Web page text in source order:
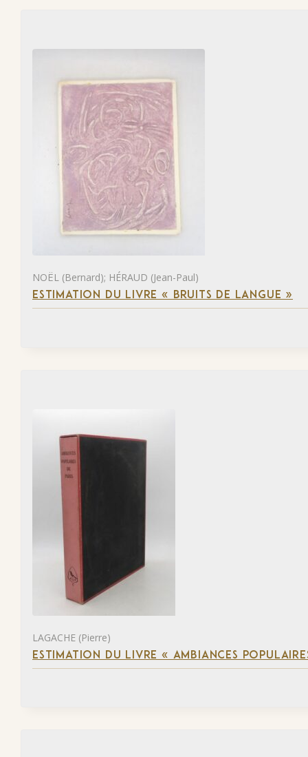
NOËL (Bernard); HÉRAUD (Jean-Paul)
ESTIMATION DU LIVRE « BRUITS DE LANGUE »
LAGACHE (Pierre)
ESTIMATION DU LIVRE « AMBIANCES